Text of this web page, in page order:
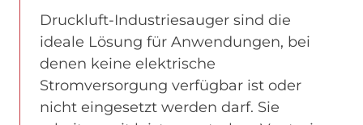
Druckluft-Industriesauger sind die
ideale Lösung für Anwendungen, bei
denen keine elektrische
Stromversorgung verfügbar ist oder
nicht eingesetzt werden darf. Sie